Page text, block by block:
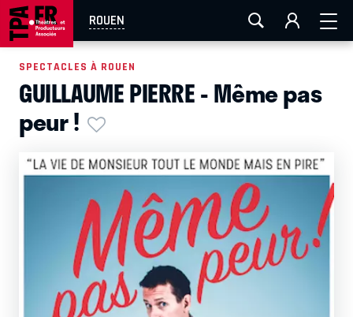
ROUEN
AIX-MARSEILLE LA ROCHELLE
EN TOURNÉE
SPECTACLES À ROUEN
GUILLAUME PIERRE - Même pas
peur !